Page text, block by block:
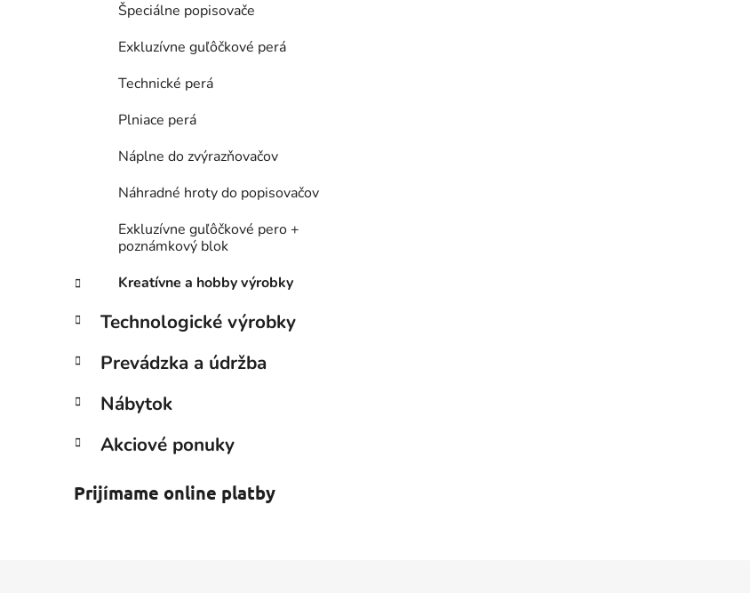
Špeciálne popisovače
Exkluzívne guľôčkové perá
Technické perá
Plniace perá
Náplne do zvýrazňovačov
Náhradné hroty do popisovačov
Exkluzívne guľôčkové pero +
poznámkový blok
Kreatívne a hobby výrobky
Technologické výrobky
Prevádzka a údržba
Nábytok
Akciové ponuky
Prijímame online platby